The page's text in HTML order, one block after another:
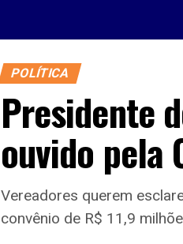
POLÍTICA
Presidente
ouvido pela
Vereadores querem
convênio de R$ 11,9